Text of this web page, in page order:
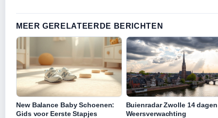
MEER GERELATEERDE BERICHTEN
New Balance Baby Schoenen:
Gids voor Eerste Stapjes
Buienradar Zwolle 14
Weersverwachting